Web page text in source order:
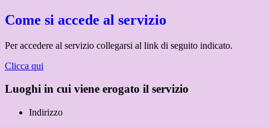
Come si accede al servizio
Per accedere al servizio collegarsi al link di seguito indicato.
Clicca qui
Luoghi in cui viene erogato il servizio
Indirizzo